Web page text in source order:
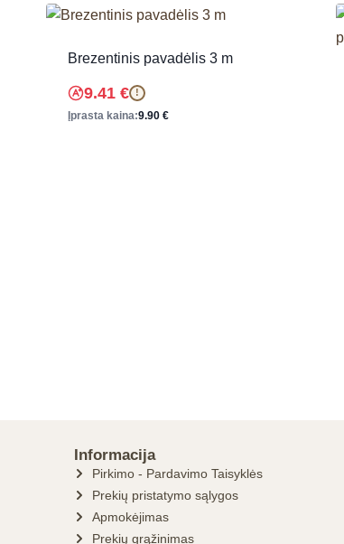
Brezentinis pavadėlis 3 m
9.41 € !
Įprasta kaina:9.90 €
Informacija
Pirkimo - Pardavimo Taisyklės
Prekių pristatymo sąlygos
Apmokėjimas
Prekių grąžinimas